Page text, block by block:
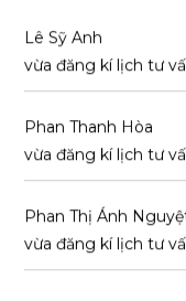
Lê Sỹ Anh
vừa đăng kí lịch tư
Phan Thanh Hòa
vừa đăng kí lịch tư
Phan Thị Ánh
vừa đăng kí lịch tư